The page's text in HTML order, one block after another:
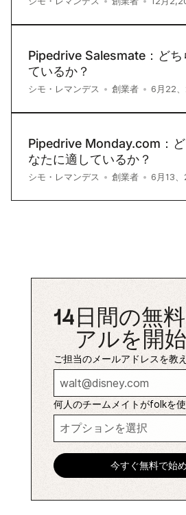
Pipedrive Salesmate：どち
ているか？
シモ・レマンデス • 創業者 • 6月22
Pipedrive Monday.com：
なたに適しているか？
シモ・レマンデス • 創業者 • 6月13
14日間の無
アルを開
ご担当のメールアドレスを教
何人のチームメイトがfolkを